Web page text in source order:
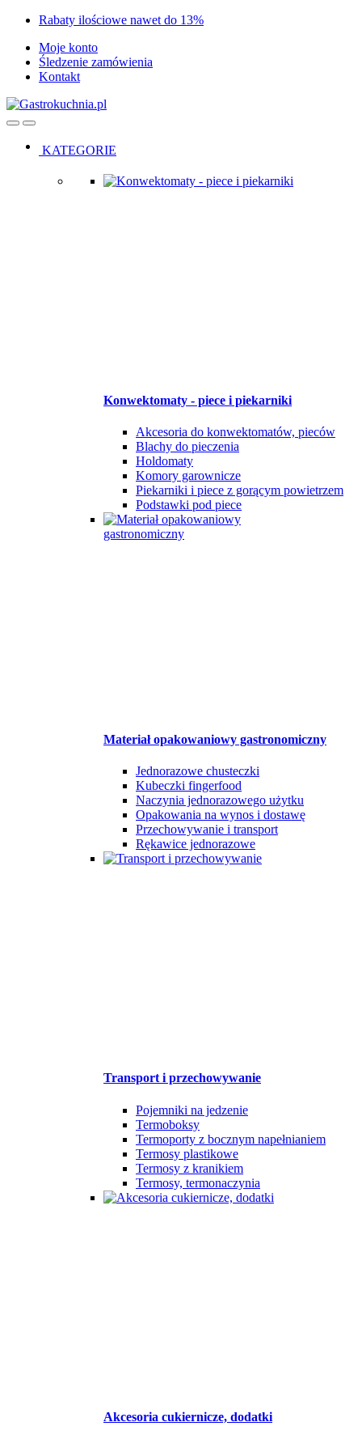
Skip
navigation
Skip
content
Rabaty ilościowe nawet do 13%
Moje konto
Śledzenie zamówienia
Kontakt
OpenClose
KATEGORIE
Konwektomaty - piece i piekarniki
Akcesoria do konwektomatów, pieców
Blachy do pieczenia
Holdomaty
Komory garownicze
Piekarniki i piece z gorącym powietrzem
Podstawki pod piece
Materiał opakowaniowy gastronomiczny
Jednorazowe chusteczki
Kubeczki fingerfood
Naczynia jednorazowego użytku
Opakowania na wynos i dostawę
Przechowywanie i transport
Rękawice jednorazowe
Transport i przechowywanie
Pojemniki na jedzenie
Termoboksy
Termoporty z bocznym napełnianiem
Termosy plastikowe
Termosy z kranikiem
Termosy, termonaczynia
Akcesoria cukiernicze, dodatki